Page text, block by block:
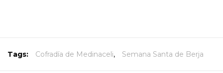
Tags: Cofradía de Medinaceli, Semana Santa de Berja